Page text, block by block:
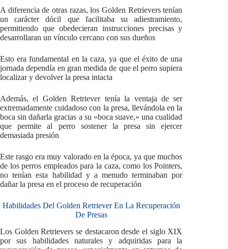
A diferencia de otras razas, los Golden Retrievers tenían
un carácter dócil que facilitaba su adiestramiento,
permitiendo que obedecieran instrucciones precisas y
desarrollaran un vínculo cercano con sus dueños
Esto era fundamental en la caza, ya que el éxito de una
jornada dependía en gran medida de que el perro supiera
localizar y devolver la presa intacta
Además, el Golden Retriever tenía la ventaja de ser
extremadamente cuidadoso con la presa, llevándola en la
boca sin dañarla gracias a su «boca suave,» una cualidad
que permite al perro sostener la presa sin ejercer
demasiada presión
Este rasgo era muy valorado en la época, ya que muchos
de los perros empleados para la caza, como los Pointers,
no tenían esta habilidad y a menudo terminaban por
dañar la presa en el proceso de recuperación
Habilidades Del Golden Retriever En La Recuperación
De Presas
Los Golden Retrievers se destacaron desde el siglo XIX
por sus habilidades naturales y adquiridas para la